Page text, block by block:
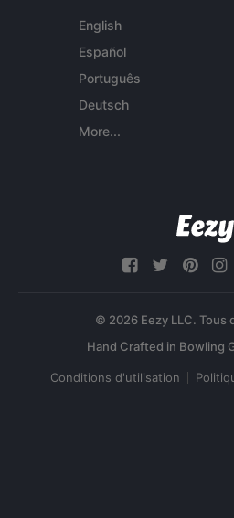
English
Español
Português
Deutsch
More...
© 2026 Eezy LLC. Tous
Conditions d'utilisation